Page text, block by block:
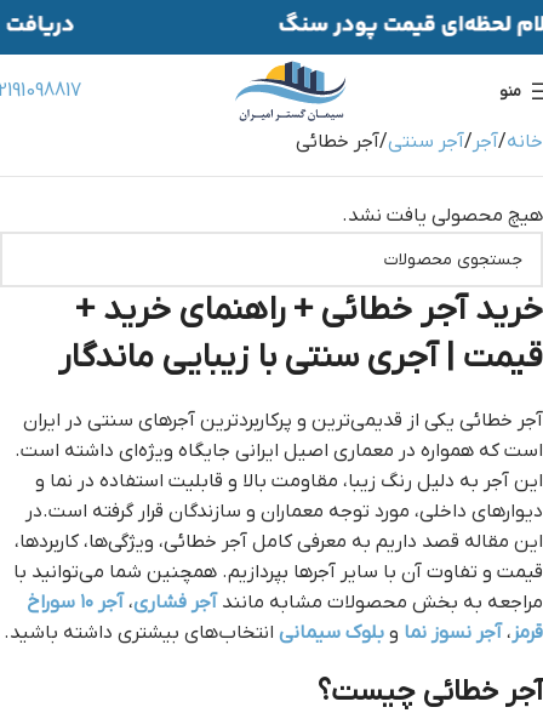
منو
خانه آجر آجر سنتی آجر خطائی
هیچ محصولی یافت نشد.
خرید آجر خطائی + راهنمای خرید +
قیمت | آجری سنتی با زیبایی ماندگار
آجر خطائی یکی از قدیمی‌ترین و پرکاربردترین آجرهای سنتی در ایران
است که همواره در معماری اصیل ایرانی جایگاه ویژه‌ای داشته است.
این آجر به دلیل رنگ زیبا، مقاومت بالا و قابلیت استفاده در نما و
دیوارهای داخلی، مورد توجه معماران و سازندگان قرار گرفته است.در
این مقاله قصد داریم به معرفی کامل آجر خطائی، ویژگی‌ها، کاربردها،
قیمت و تفاوت آن با سایر آجرها بپردازیم. همچنین شما می‌توانید با
مراجعه به بخش محصولات مشابه مانند آجر فشاری،
آجر ۱۰ سوراخ
قرمز ، آجر نسوز نما و بلوک سیمانی انتخاب‌های بیشتری داشته باشید.
آجر خطائی چیست؟